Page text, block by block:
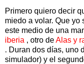
Primero quiero decir
miedo a volar. Que yo
este medio de una
iberia , otro deAlas y
. Duran dos días, uno
simulador) y el